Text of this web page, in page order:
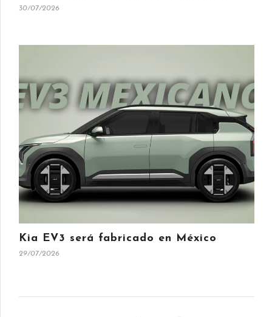
30/07/2026
Kia EV3 será fabricado en México
29/07/2026